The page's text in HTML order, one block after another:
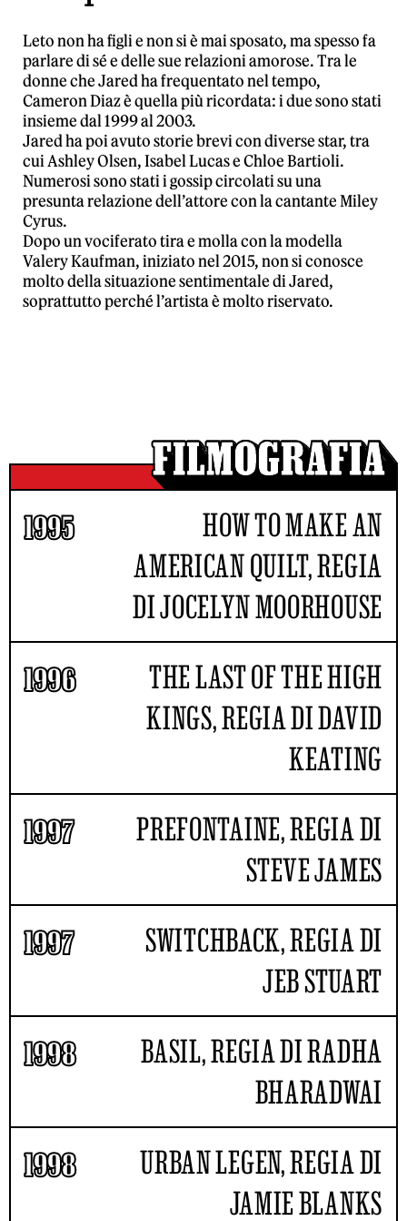
Leto non ha figli e non si è mai sposato, ma spesso fa
parlare di sé e delle sue relazioni amorose. Tra le
donne che Jared ha frequentato nel tempo,
Cameron Diaz è quella più ricordata: i due sono stati
insieme dal 1999 al 2003.
Jared ha poi avuto storie brevi con diverse star, tra
cui Ashley Olsen, Isabel Lucas e Chloe Bartioli.
Numerosi sono stati i gossip circolati su una
presunta relazione dell’attore con la cantante Miley
Cyrus.
Dopo un vociferato tira e molla con la modella
Valery Kaufman, iniziato nel 2015, non si conosce
molto della situazione sentimentale di Jared,
soprattutto perché l’artista è molto riservato.
1995
HOW TO MAKE AN
AMERICAN QUILT, REGIA
DI JOCELYN MOORHOUSE
1996
THE LAST OF THE HIGH
KINGS, REGIA DI DAVID
KEATING
1997
PREFONTAINE, REGIA DI
STEVE JAMES
1997
SWITCHBACK, REGIA DI
JEB STUART
1998
BASIL, REGIA DI RADHA
BHARADWAI
1998
URBAN LEGEN, REGIA DI
JAMIE BLANKS